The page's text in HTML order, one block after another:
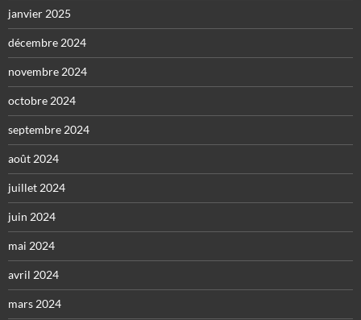
janvier 2025
décembre 2024
novembre 2024
octobre 2024
septembre 2024
août 2024
juillet 2024
juin 2024
mai 2024
avril 2024
mars 2024